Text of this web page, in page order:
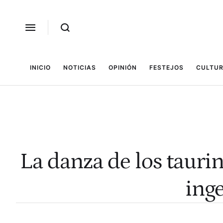
INICIO NOTICIAS OPINIÓN FESTEJOS
La danza de los